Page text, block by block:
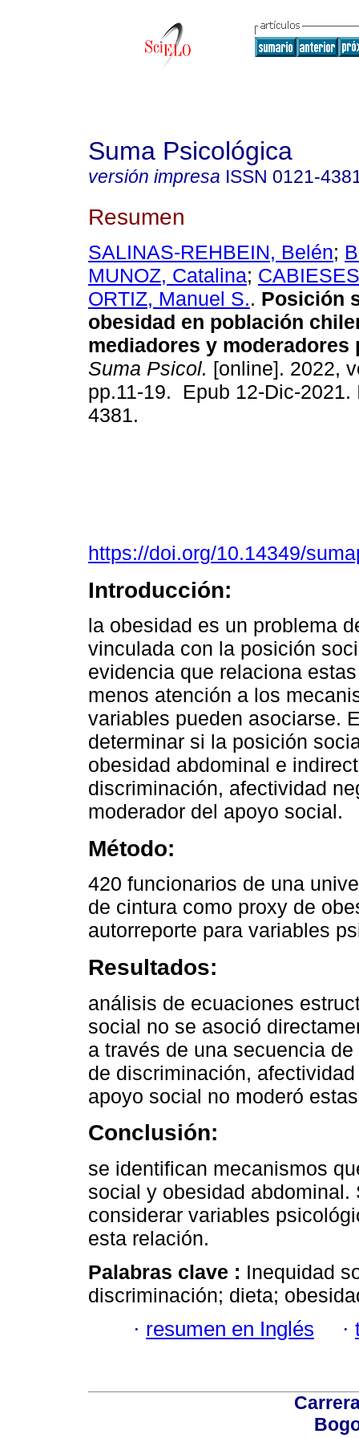
Suma Psicológica
versión impresa ISSN 0121-
Resumen
SALINAS-REHBEIN, Belén;
MUNOZ, Catalina;
ORTIZ, Manuel S.. Posición
obesidad en población
mediadores y
Suma Psicol. [online]. 2022,
pp.11-19. Epub 12-Dic-2021.
4381.
https://doi.org/10.14349/
Introducción:
la obesidad es un problema
vinculada con la posición
evidencia que relaciona
menos atención a los
variables pueden asociarse.
determinar si la posición
obesidad abdominal e
discriminación, afectividad
moderador del apoyo social.
Método:
420 funcionarios de una
de cintura como proxy de
autorreporte para variables
Resultados:
análisis de ecuaciones
social no se asoció
a través de una secuencia
de discriminación,
apoyo social no moderó
Conclusión:
se identifican mecanismos
social y obesidad
considerar variables
esta relación.
Palabras clave : Inequidad
discriminación; dieta;
· resumen en Inglés ·